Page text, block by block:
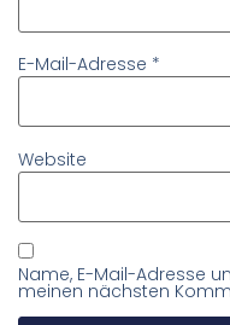
E-Mail-Adresse *
Website
Name, E-Mail-Adresse
meinen nächsten